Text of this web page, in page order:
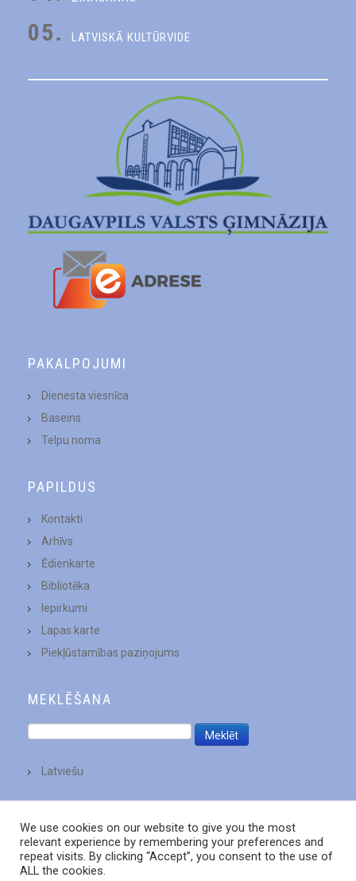
05. LATVISKĀ KULTŪRVIDE
PAKALPOJUMI
Dienesta viesnīca
Baseins
Telpu noma
PAPILDUS
Kontakti
Arhīvs
Ēdienkarte
Bibliotēka
Iepirkumi
Lapas karte
Piekļūstamības paziņojums
MEKLĒŠANA
Latviešu
We use cookies on our website to give you the most
relevant experience by remembering your preferences and
repeat visits. By clicking “Accept”, you consent to the use of
ALL the cookies.